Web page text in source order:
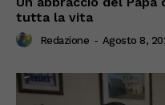
tutta la vita
Redazione - Agosto 8,